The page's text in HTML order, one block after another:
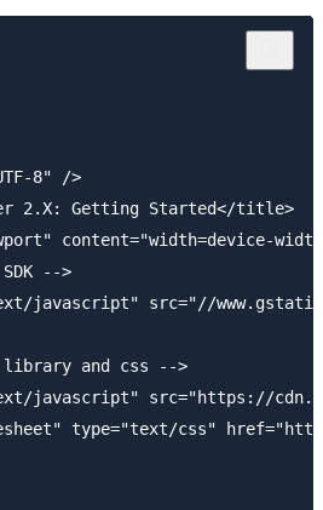
8" />
2.X: Getting Started</title>
content="width=device-
-->
javascript" src="//
and css -->
javascript" src="https://
type="text/css"